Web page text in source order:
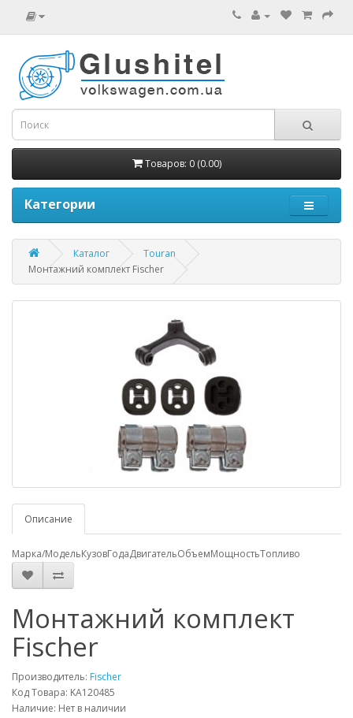
Товаров: 0 (0.00)
Категории
Каталог
Touran
Монтажний комплект Fischer
Описание
Марка/МодельКузовГодаДвигательОбъемМощностьТопливо
Монтажний комплект
Fischer
Производитель: Fischer
Код Товара: KA120485
Наличие: Нет в наличии